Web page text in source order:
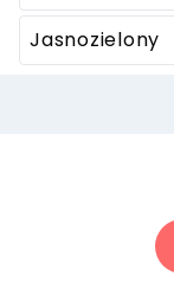
Jasnozielony